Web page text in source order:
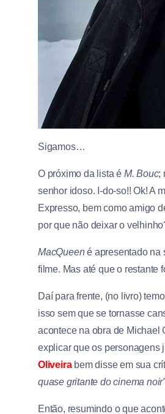
Sigamos…
O próximo da lista é M. Bouc;
senhor idoso. I-do-so!! Ok! A
Expresso, bem como amigo
por que não deixar o
MacQueené apresentado na
filme. Mas até que o restante
Daí para frente, (no livro)
isso sem que se tornasse
acontece na obra de Michael
explicar que os personagens
Oliveirabem disse em sua
quase gritante do cinema
Então, resumindo o que